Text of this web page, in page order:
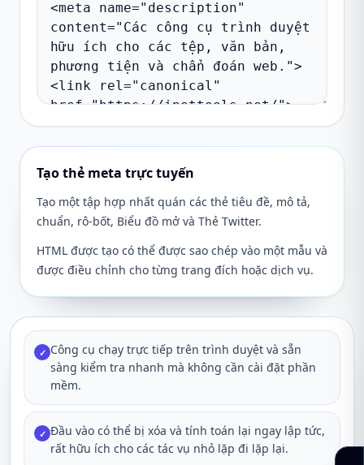
Tạo thẻ meta trực tuyến
Tạo một tập hợp nhất quán các thẻ tiêu đề, mô tả,
chuẩn, rô-bốt, Biểu đồ mở và Thẻ Twitter.
HTML được tạo có thể được sao chép vào một mẫu và
được điều chỉnh cho từng trang đích hoặc dịch vụ.
✓ Công cụ chạy trực tiếp trên trình duyệt và sẵn
sàng kiểm tra nhanh mà không cần cài đặt phần
mềm.
✓ Đầu vào có thể bị xóa và tính toán lại ngay lập tức,
rất hữu ích cho các tác vụ nhỏ lặp đi lặp lại.